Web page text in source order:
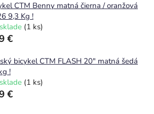
CTM Benny matná čierna / oranžová
9,3 Kg !
(1 ks)
€
bicykel CTM FLASH 20" matná šedá
!
(1 ks)
€